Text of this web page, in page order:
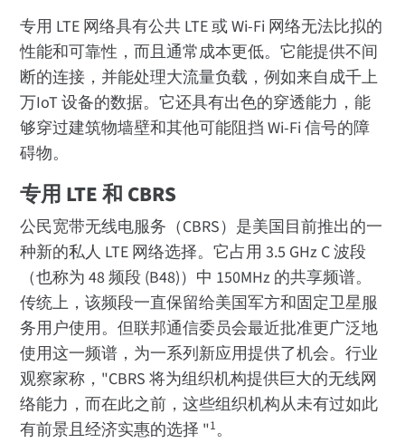
专用 LTE 网络具有公共 LTE 或 Wi-Fi 网络无法比拟的
性能和可靠性，而且通常成本更低。它能提供不间
断的连接，并能处理大流量负载，例如来自成千上
万IoT 设备的数据。它还具有出色的穿透能力，能
够穿过建筑物墙壁和其他可能阻挡 Wi-Fi 信号的障
碍物。
专用 LTE 和 CBRS
公民宽带无线电服务（CBRS）是美国目前推出的一
种新的私人 LTE 网络选择。它占用 3.5 GHz C 波段
（也称为 48 频段 (B48)）中 150MHz 的共享频谱。
传统上，该频段一直保留给美国军方和固定卫星服
务用户使用。但联邦通信委员会最近批准更广泛地
使用这一频谱，为一系列新应用提供了机会。行业
观察家称，"CBRS 将为组织机构提供巨大的无线网
络能力，而在此之前，这些组织机构从未有过如此
有前景且经济实惠的选择 "1。